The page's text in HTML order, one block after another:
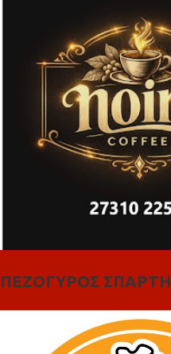
ΠΕΖΟΓΥΡΟΣ ΣΠΑΡΤΗ